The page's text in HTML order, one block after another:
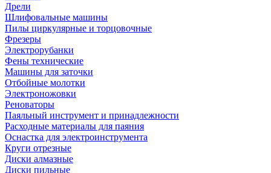
Дрели
Шлифовальные машины
Пилы циркулярные и торцовочные
Фрезеры
Электрорубанки
Фены технические
Машины для заточки
Отбойные молотки
Электроножовки
Реноваторы
Паяльный инструмент и принадлежности
Расходные материалы для паяния
Оснастка для электроинструмента
Круги отрезные
Диски алмазные
Диски пильные